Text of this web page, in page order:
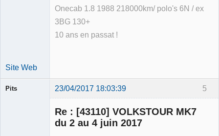
Onecab 1.8 1988 218000km/ polo's 6N / ex
3BG 130+
10 ans en passat !
Site Web
5
Pits 23/04/2017 18:03:39
Re : [43110] VOLKSTOUR MK7
du 2 au 4 juin 2017